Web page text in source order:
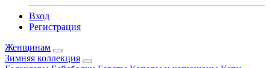
Вход
Регистрация
Женщинам
Зимняя коллекция